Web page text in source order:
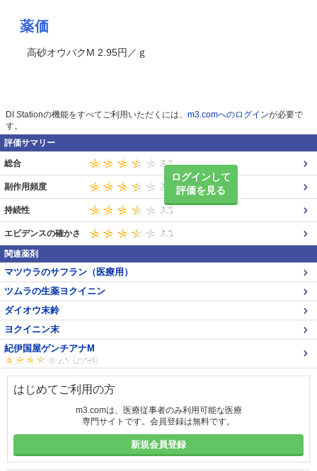
薬価
高砂オウバクM 2.95円／ｇ
DI Stationの機能をすべてご利用いただくには、 m3.comへのログインが必要で
す。
評価サマリー
ログインして
評価を見る
総合
副作用頻度
持続性
エビデンスの確かさ
関連薬剤
マツウラのサフラン（医療用）
ツムラの生薬ヨクイニン
ダイオウ末鈴
ヨクイニン末
紀伊国屋ゲンチアナM
はじめてご利用の方
m3.comは、医療従事者のみ利用可能な医療
専門サイトです。会員登録は無料です。
新規会員登録